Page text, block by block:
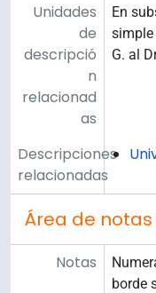
Unidades
de
descripció
n
relacionad
as
En
simple
G. al
Descripciones
relacionadas
Área de notas
Notas
borde